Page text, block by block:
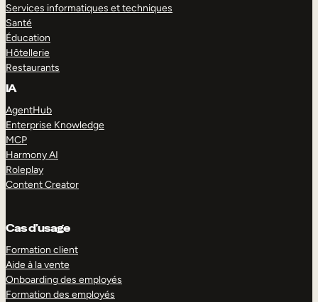
Services informatiques et techniques
Santé
Éducation
Hôtellerie
Restaurants
IA
AgentHub
Enterprise Knowledge
MCP
Harmony AI
Roleplay
Content Creator
Cas d’usage
Formation client
Aide à la vente
Onboarding des employés
Formation des employés